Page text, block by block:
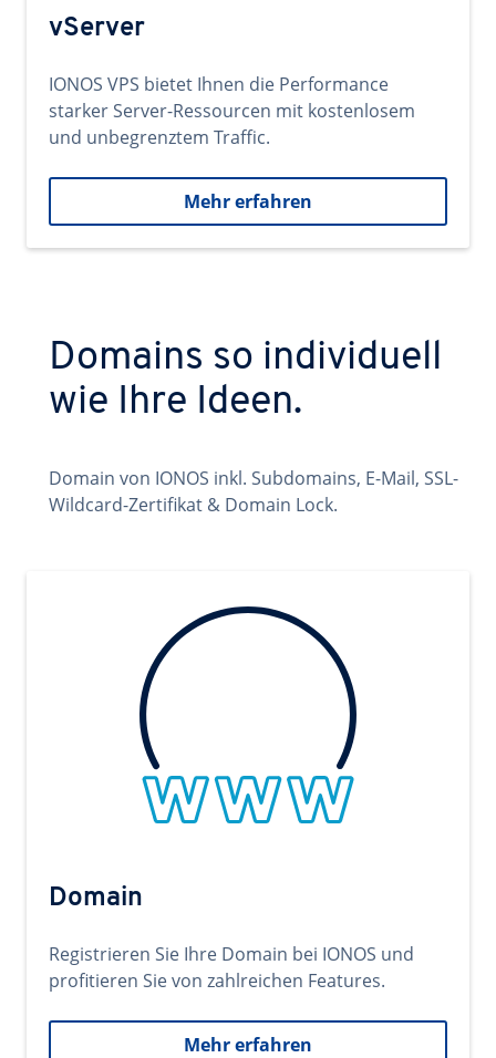
vServer
IONOS VPS bietet Ihnen die Performance
starker Server-Ressourcen mit kostenlosem
und unbegrenztem Traffic.
Mehr erfahren
Domains so individuell
wie Ihre Ideen.
Domain von IONOS inkl. Subdomains, E-Mail, SSL-
Wildcard-Zertifikat & Domain Lock.
Domain
Registrieren Sie Ihre Domain bei IONOS und
profitieren Sie von zahlreichen Features.
Mehr erfahren